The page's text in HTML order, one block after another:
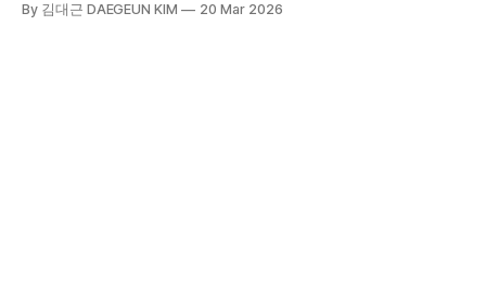
나는 누구인가. 왜 이렇게 살아가고 있는가. 쉽지 않았던 길이
By 김대근 DAEGEUN KIM 20 Mar 2026